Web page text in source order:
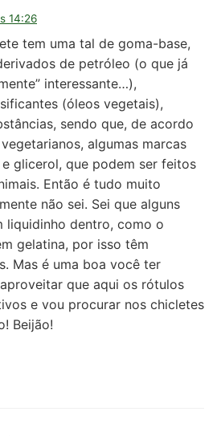
14:26
tem uma tal de goma-base,
de petróleo (o que já
interessante…),
(óleos vegetais),
sendo que, de acordo
algumas marcas
glicerol, que podem ser feitos
Então é tudo muito
não sei. Sei que alguns
liquidinho dentro, como o
gelatina, por isso têm
Mas é uma boa você ter
que aqui os rótulos
e vou procurar nos chicletes
Beijão!